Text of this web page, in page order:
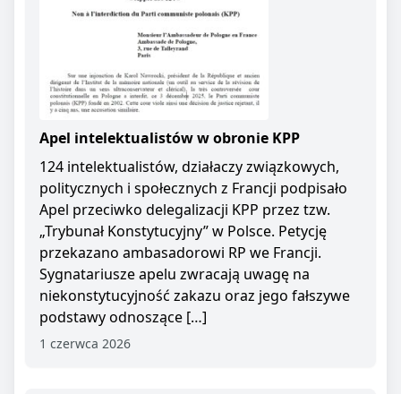
Apel intelektualistów w obronie KPP
124 intelektualistów, działaczy związkowych,
politycznych i społecznych z Francji podpisało
Apel przeciwko delegalizacji KPP przez tzw.
„Trybunał Konstytucyjny” w Polsce. Petycję
przekazano ambasadorowi RP we Francji.
Sygnatariusze apelu zwracają uwagę na
niekonstytucyjność zakazu oraz jego fałszywe
podstawy odnoszące […]
1 czerwca 2026